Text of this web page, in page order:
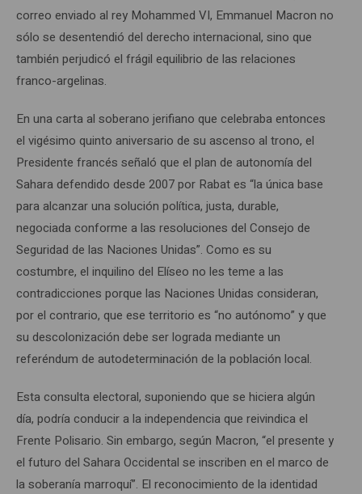
correo enviado al rey Mohammed VI, Emmanuel Macron no
sólo se desentendió del derecho internacional, sino que
también perjudicó el frágil equilibrio de las relaciones
franco-argelinas.
En una carta al soberano jerifiano que celebraba entonces
el vigésimo quinto aniversario de su ascenso al trono, el
Presidente francés señaló que el plan de autonomía del
Sahara defendido desde 2007 por Rabat es “la única base
para alcanzar una solución política, justa, durable,
negociada conforme a las resoluciones del Consejo de
Seguridad de las Naciones Unidas”. Como es su
costumbre, el inquilino del Elíseo no les teme a las
contradicciones porque las Naciones Unidas consideran,
por el contrario, que ese territorio es “no autónomo” y que
su descolonización debe ser lograda mediante un
referéndum de autodeterminación de la población local.
Esta consulta electoral, suponiendo que se hiciera algún
día, podría conducir a la independencia que reivindica el
Frente Polisario. Sin embargo, según Macron, “el presente y
el futuro del Sahara Occidental se inscriben en el marco de
la soberanía marroquí”. El reconocimiento de la identidad